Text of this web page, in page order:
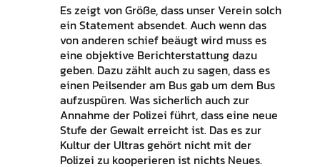
Es zeigt von Größe, dass unser Verein solch
ein Statement absendet. Auch wenn das
von anderen schief beäugt wird muss es
eine objektive Berichterstattung dazu
geben. Dazu zählt auch zu sagen, dass es
einen Peilsender am Bus gab um dem Bus
aufzuspüren. Was sicherlich auch zur
Annahme der Polizei führt, dass eine neue
Stufe der Gewalt erreicht ist. Das es zur
Kultur der Ultras gehört nicht mit der
Polizei zu kooperieren ist nichts Neues.